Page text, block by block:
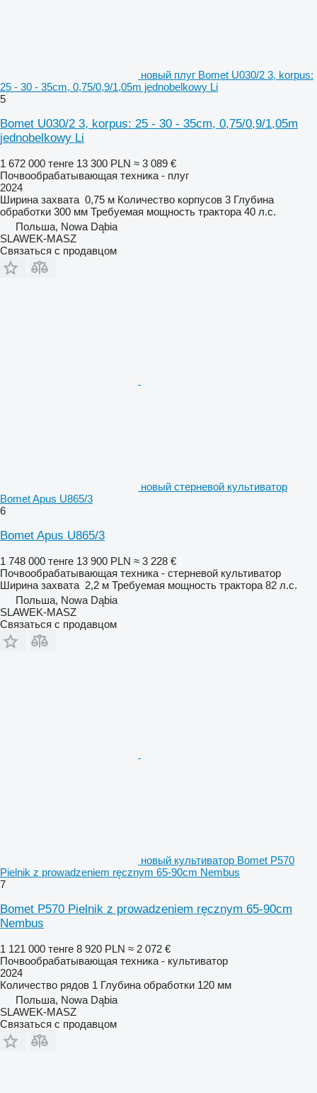
новый плуг Bomet U030/2 3, korpus:
25 - 30 - 35cm, 0,75/0,9/1,05m jednobelkowy Li
5
Bomet U030/2 3, korpus: 25 - 30 - 35cm, 0,75/0,9/1,05m
jednobelkowy Li
1 672 000 тенге 13 300 PLN ≈ 3 089 €
Почвообрабатывающая техника - плуг
2024
Ширина захвата 0,75 м Количество корпусов 3 Глубина
обработки 300 мм Требуемая мощность трактора 40 л.с.
Польша, Nowa Dąbia
SLAWEK-MASZ
Связаться с продавцом
новый стерневой культиватор
Bomet Apus U865/3
6
Bomet Apus U865/3
1 748 000 тенге 13 900 PLN ≈ 3 228 €
Почвообрабатывающая техника - стерневой культиватор
Ширина захвата 2,2 м Требуемая мощность трактора 82 л.с.
Польша, Nowa Dąbia
SLAWEK-MASZ
Связаться с продавцом
новый культиватор Bomet P570
Pielnik z prowadzeniem ręcznym 65-90cm Nembus
7
Bomet P570 Pielnik z prowadzeniem ręcznym 65-90cm
Nembus
1 121 000 тенге 8 920 PLN ≈ 2 072 €
Почвообрабатывающая техника - культиватор
2024
Количество рядов 1 Глубина обработки 120 мм
Польша, Nowa Dąbia
SLAWEK-MASZ
Связаться с продавцом